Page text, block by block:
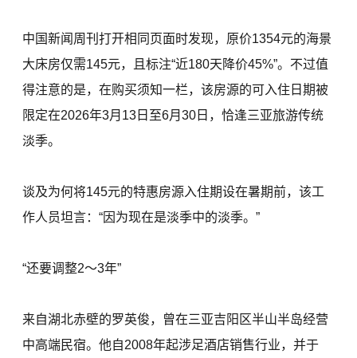
中国新闻周刊打开相同页面时发现，原价1354元的海景
大床房仅需145元，且标注“近180天降价45%”。不过值
得注意的是，在购买须知一栏，该房源的可入住日期被
限定在2026年3月13日至6月30日，恰逢三亚旅游传统
淡季。
谈及为何将145元的特惠房源入住期设在暑期前，该工
作人员坦言：“因为现在是淡季中的淡季。”
“还要调整2～3年”
来自湖北赤壁的罗英俊，曾在三亚吉阳区半山半岛经营
中高端民宿。他自2008年起涉足酒店销售行业，并于